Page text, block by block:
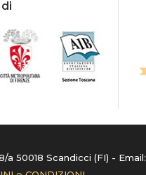
50018 Scandicci (FI) - Email: